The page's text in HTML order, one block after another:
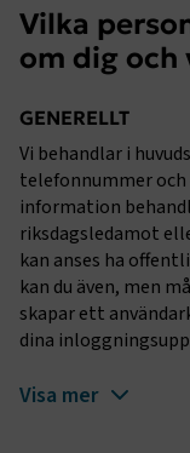
Vilka
om dig och
GENERELLT
Vi behandlar i
telefonnummer
information
riksdagsledamot
kan anses ha
kan du även, men
skapar ett
dina
Visa mer